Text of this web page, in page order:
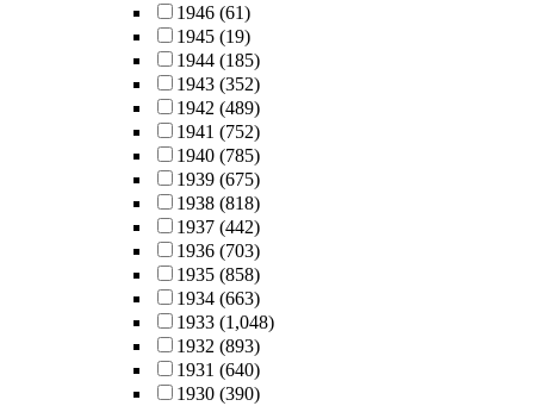
1946 (61)
1945 (19)
1944 (185)
1943 (352)
1942 (489)
1941 (752)
1940 (785)
1939 (675)
1938 (818)
1937 (442)
1936 (703)
1935 (858)
1934 (663)
1933 (1,048)
1932 (893)
1931 (640)
1930 (390)